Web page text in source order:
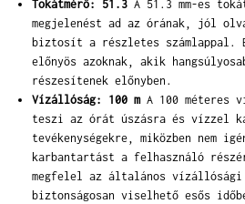
Tokátmérő: 51.3 A 51.3 mm-es
megjelenést ad az órának, jól
biztosít a részletes számlappal.
előnyös azoknak, akik
részesítenek előnyben.
Vízállóság: 100 mA 100 méteres
teszi az órát úszásra és vízzel
tevékenységekre, miközben nem
karbantartást a felhasználó
megfelel az általános vízállósági
biztonságosan viselhető esős